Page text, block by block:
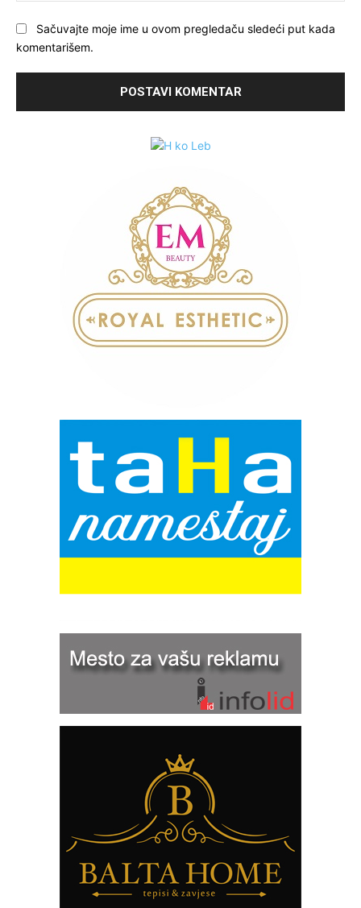
Sačuvajte moje ime u ovom pregledaču sledeći put kada
komentarišem.